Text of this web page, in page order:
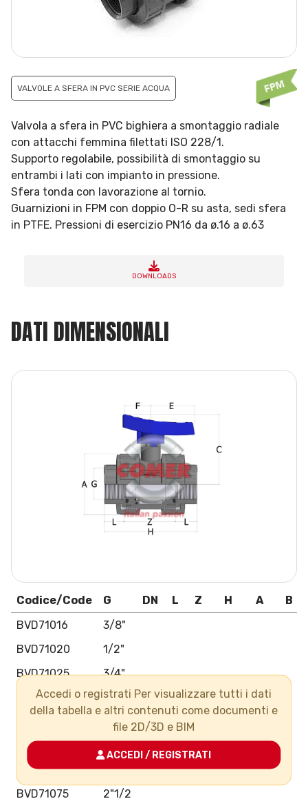
VALVOLE A SFERA IN PVC SERIE ACQUA
Valvola a sfera in PVC bighiera a smontaggio radiale
con attacchi femmina filettati ISO 228/1.
Supporto regolabile, possibilità di smontaggio su
entrambi i lati con impianto in pressione.
Sfera tonda con lavorazione al tornio.
Guarnizioni in FPM con doppio O-R su asta, sedi sfera
in PTFE. Pressioni di esercizio PN16 da ø.16 a ø.63
DOWNLOADS
DATI DIMENSIONALI
Codice/Code G DN L Z H A
B
BVD71016
3/8"
BVD71020
1/2"
BVD71025
3/4"
BVD71032
1"
1"1/4
BVD71050
1"1/2
BVD71063
2"
BVD71075
2"1/2
Accedi o registrati Per visualizzare tutti i dati
della tabella e altri contenuti come documenti e
file 2D/3D e BIM
ACCEDI / REGISTRATI